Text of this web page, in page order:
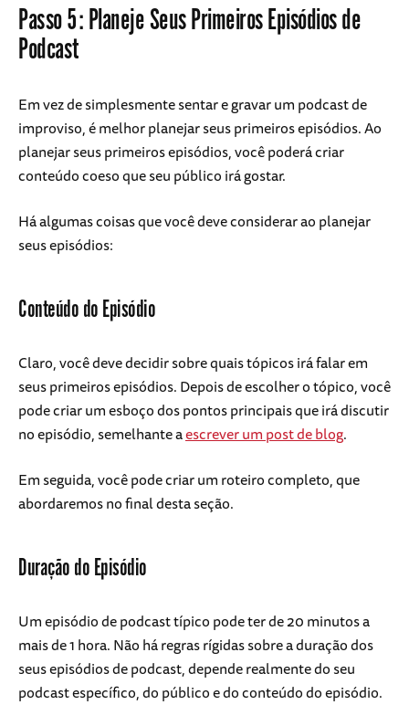
Passo 5: Planeje Seus Primeiros Episódios de
Podcast
Em vez de simplesmente sentar e gravar um podcast de
improviso, é melhor planejar seus primeiros episódios. Ao
planejar seus primeiros episódios, você poderá criar
conteúdo coeso que seu público irá gostar.
Há algumas coisas que você deve considerar ao planejar
seus episódios:
Conteúdo do Episódio
Claro, você deve decidir sobre quais tópicos irá falar em
seus primeiros episódios. Depois de escolher o tópico, você
pode criar um esboço dos pontos principais que irá discutir
no episódio, semelhante aescrever um post de blog.
Em seguida, você pode criar um roteiro completo, que
abordaremos no final desta seção.
Duração do Episódio
Um episódio de podcast típico pode ter de 20 minutos a
mais de 1 hora. Não há regras rígidas sobre a duração dos
seus episódios de podcast, depende realmente do seu
podcast específico, do público e do conteúdo do episódio.